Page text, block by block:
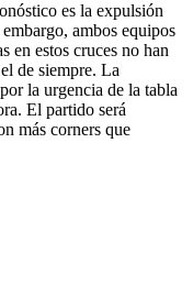
es la expulsión
ambos equipos
en estos cruces no han
de siempre. La
la urgencia de la tabla
El partido será
más corners que